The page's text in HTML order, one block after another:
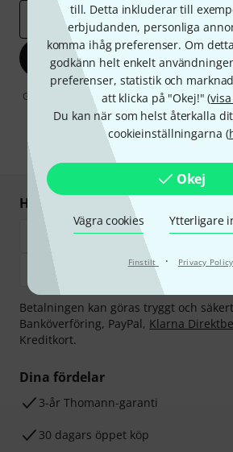
till. Detta inkluderar till
erbjudanden, personliga
komma ihåg preferenser. Om
godkänn helt enkelt
preferenser, statistik och
att klicka på "Okej!" (
Du kan när som helst återkalla
cookieinställningarna (
Okej
Vägra cookies Ytterligare
Finstilt · Privacy Policy
E-postadress
Registrera dig nu
Genom att klicka på "Registrera dig nu"
postreklam. Avregistrering är möjlig när
information om nyhetsbrevet i vår
Handla och betala säkert
Betalningen kan göras tryggt och
Banköverföring, PayPal, Klarna
Kreditkort.
Dina fördelar
3-år Thomann-garanti
30 dagars öppet köp